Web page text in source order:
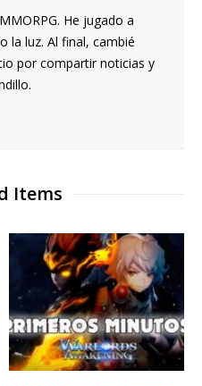
He jugado a
la luz. Al final, cambié
por compartir noticias y
Items